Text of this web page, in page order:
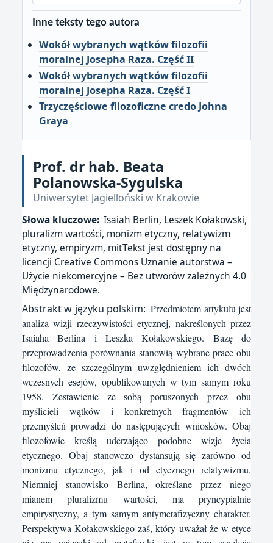
Inne teksty tego autora
Wokół wybranych wątków filozofii
moralnej Josepha Raza. Część II
Wokół wybranych wątków filozofii
moralnej Josepha Raza. Część I
Trzyczęściowe filozoficzne credo Johna
Graya
Prof. dr hab. Beata
Polanowska-Sygulska
Uniwersytet Jagielloński w Krakowie
Słowa kluczowe: Isaiah Berlin, Leszek Kołakowski,
pluralizm wartości, monizm etyczny, relatywizm
etyczny, empiryzm, mitTekst jest dostępny na
licencji Creative Commons Uznanie autorstwa –
Użycie niekomercyjne – Bez utworów zależnych 4.0
Międzynarodowe.
Abstrakt w języku polskim: Przedmiotem artykułu jest
analiza wizji rzeczywistości etycznej, nakreślonych przez
Isaiaha Berlina i Leszka Kołakowskiego. Bazę do
przeprowadzenia porównania stanowią wybrane prace obu
filozofów, ze szczególnym uwzględnieniem ich dwóch
wczesnych esejów, opublikowanych w tym samym roku
1958. Zestawienie ze sobą poruszonych przez obu
myślicieli wątków i konkretnych fragmentów ich
przemyśleń prowadzi do następujących wniosków. Obaj
filozofowie kreślą uderzająco podobne wizje życia
etycznego. Obaj stanowczo dystansują się zarówno od
monizmu etycznego, jak i od etycznego relatywizmu.
Niemniej stanowisko Berlina, określane przez niego
mianem pluralizmu wartości, ma pryncypialnie
empirystyczny, a tym samym antymetafizyczny charakter.
Perspektywa Kołakowskiego zaś, który uważał że w etyce